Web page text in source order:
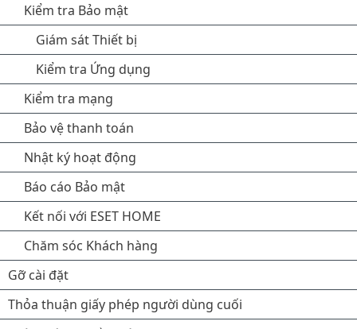
Kiểm tra Bảo mật
Giám sát Thiết bị
Kiểm tra Ứng dụng
Kiểm tra mạng
Bảo vệ thanh toán
Nhật ký hoạt động
Báo cáo Bảo mật
Kết nối với ESET HOME
Chăm sóc Khách hàng
Gỡ cài đặt
Thỏa thuận giấy phép người dùng cuối